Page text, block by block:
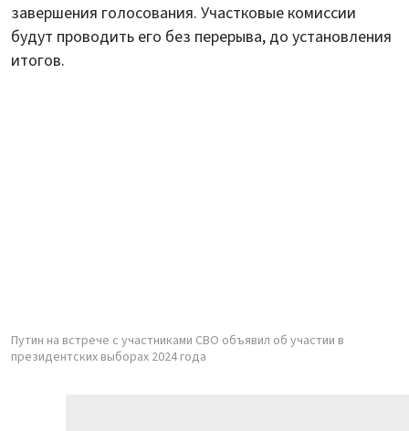
завершения голосования. Участковые комиссии
будут проводить его без перерыва, до установления
итогов.
Путин на встрече с участниками СВО объявил об участии в
президентских выборах 2024 года